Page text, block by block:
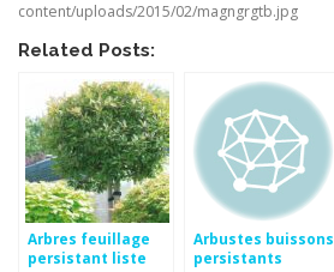
content/uploads/2015/02/magngrgtb.jpg
Related Posts:
Arbres feuillage
persistant liste
Arbustes buissons
persistants